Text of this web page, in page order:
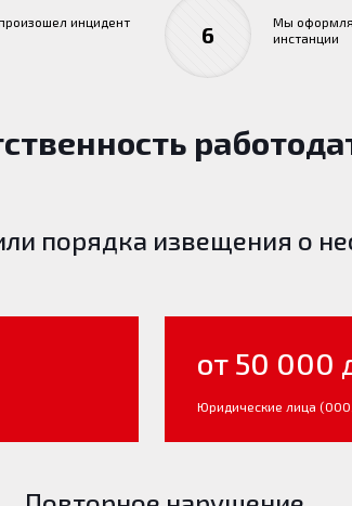
инцидент 6
Мы
инстанции
порядка извещения о
от 50 000
Юридические лица